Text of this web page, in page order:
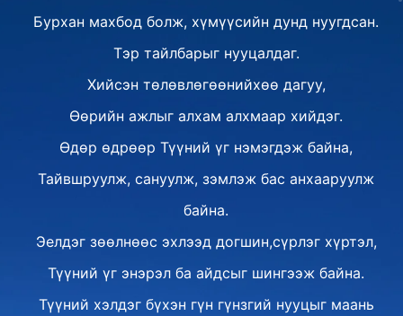
Бурхан махбод болж, хүмүүсийн дунд нуугдсан.
Тэр тайлбарыг нууцалдаг.
Хийсэн төлөвлөгөөнийхөө дагуу,
Өөрийн ажлыг алхам алхмаар хийдэг.
Өдөр өдрөөр Түүний үг нэмэгдэж байна,
Тайвшруулж, сануулж, зэмлэж бас анхааруулж
байна.
Эелдэг зөөлнөөс эхлээд догшин,сүрлэг хүртэл,
Түүний үг энэрэл ба айдсыг шингээж байна.
Түүний хэлдэг бүхэн гүн гүнзгий нууцыг маань